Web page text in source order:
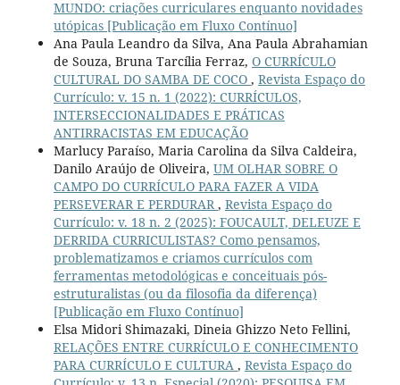
MUNDO: criações curriculares enquanto novidades
utópicas [Publicação em Fluxo Contínuo]
Ana Paula Leandro da Silva, Ana Paula Abrahamian
de Souza, Bruna Tarcília Ferraz, O CURRÍCULO
CULTURAL DO SAMBA DE COCO , Revista Espaço do
Currículo: v. 15 n. 1 (2022): CURRÍCULOS,
INTERSECCIONALIDADES E PRÁTICAS
ANTIRRACISTAS EM EDUCAÇÃO
Marlucy Paraíso, Maria Carolina da Silva Caldeira,
Danilo Araújo de Oliveira, UM OLHAR SOBRE O
CAMPO DO CURRÍCULO PARA FAZER A VIDA
PERSEVERAR E PERDURAR, Revista Espaço do
Currículo: v. 18 n. 2 (2025): FOUCAULT, DELEUZE E
DERRIDA CURRICULISTAS? Como pensamos,
problematizamos e criamos currículos com
ferramentas metodológicas e conceituais pós-
estruturalistas (ou da filosofia da diferença)
[Publicação em Fluxo Contínuo]
Elsa Midori Shimazaki, Dineia Ghizzo Neto Fellini,
RELAÇÕES ENTRE CURRÍCULO E CONHECIMENTO
PARA CURRÍCULO E CULTURA , Revista Espaço do